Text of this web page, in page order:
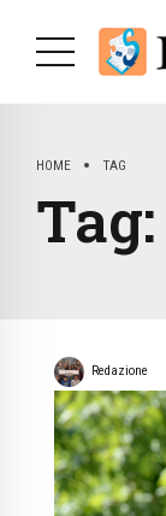
HOME TAG
Tag:
Redazione